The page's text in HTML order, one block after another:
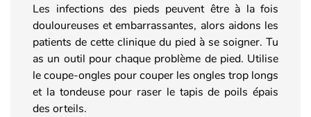
Les infections des pieds peuvent être à la fois
douloureuses et embarrassantes, alors aidons les
patients de cette clinique du pied à se soigner. Tu
as un outil pour chaque problème de pied. Utilise
le coupe-ongles pour couper les ongles trop longs
et la tondeuse pour raser le tapis de poils épais
des orteils.